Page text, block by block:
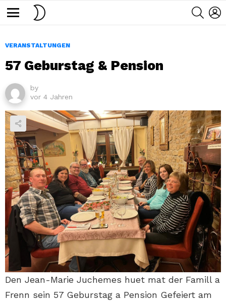
VERANSTALTUNGEN
57 Geburstag & Pension
by
vor 4 Jahren
Den Jean-Marie Juchemes huet mat der Famill a
Frenn sein 57 Geburstag a Pension Gefeiert am